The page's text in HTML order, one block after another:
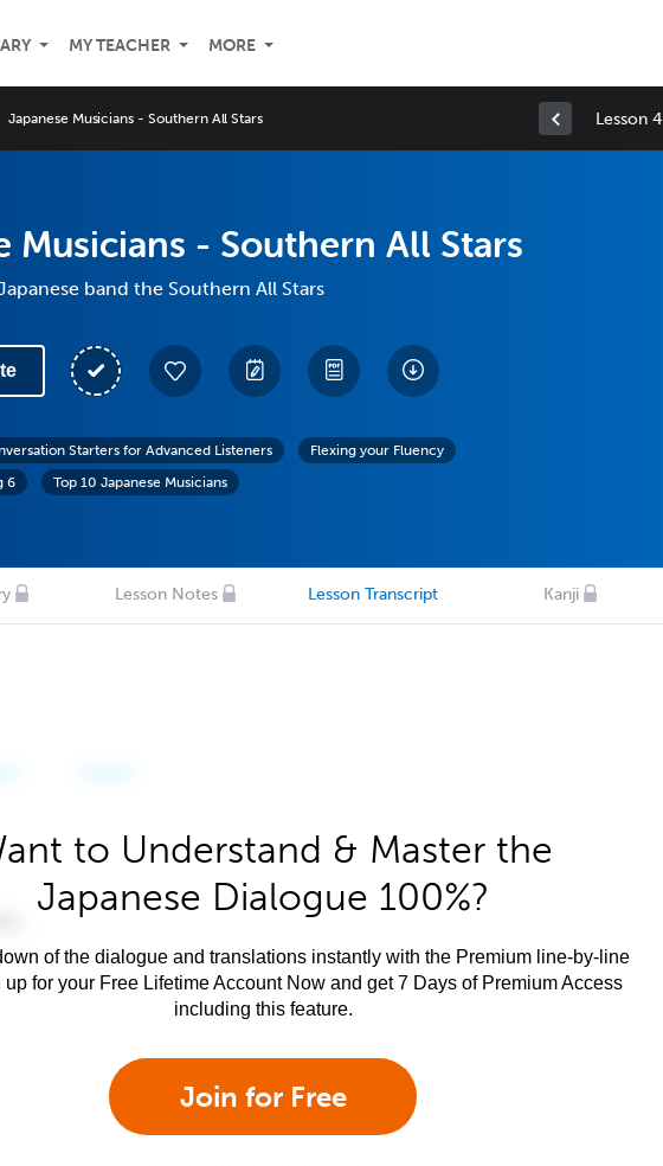
MY TEACHER MORE
Japanese Musicians - Southern All Stars Lesson 4
Musicians - Southern All Stars
band the Southern All Stars
Starters for Advanced Listeners
Flexing your Fluency
6
Top 10 Japanese Musicians
Lesson Notes Lesson Transcript Kanji
to Understand & Master the
Japanese Dialogue 100%?
of the dialogue and translations instantly with the Premium line-by-line
for your Free Lifetime Account Now and get 7 Days of Premium Access
including this feature.
Join for Free